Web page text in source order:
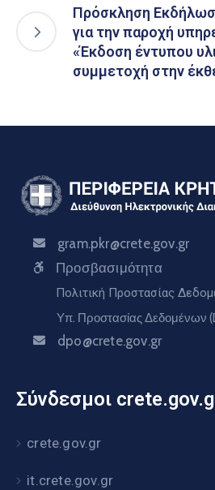
Πρόσκληση
για την παροχή
«Έκδοση έντυπου
συμμετοχή στην
gram.pkr@crete.gov.gr
Προσβασιμότητα
Πολιτική Προστασίας
Υπ. Προστασίας Δεδομένων
dpo@crete.gov.gr
Σύνδεσμοι
crete.gov.gr
it.crete.gov.gr